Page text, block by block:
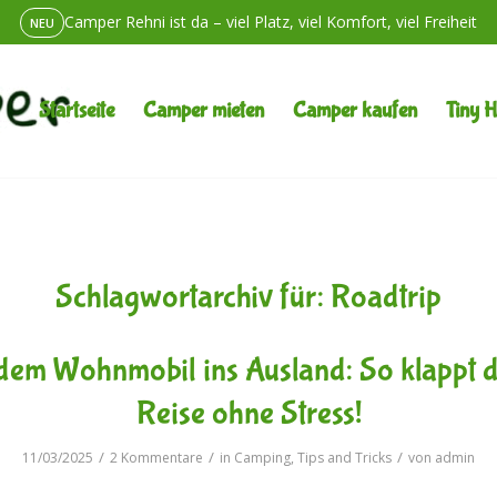
NEU Camper Rehni ist da – viel Platz, viel Komfort, viel Freiheit
Wohnmobil mieten in Berlin-Lichtenberg – und einfach los
Startseite Camper mieten Camper kaufen Tiny
Schlagwortarchiv für: Roadtrip
Wohnmobil ins Ausland: So klappt
Reise ohne Stress!
11/03/2025 / 2 Kommentare / in Camping, Tips and Tricks / von admin